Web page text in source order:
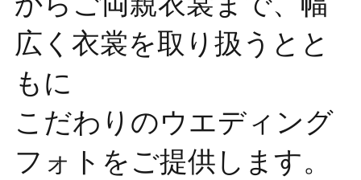
広く衣裳を取り扱うとと
もに
こだわりのウエディング
フォトをご提供します。